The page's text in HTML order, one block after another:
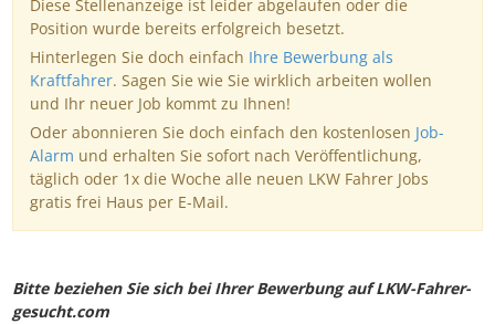
Diese Stellenanzeige ist leider abgelaufen oder die
Position wurde bereits erfolgreich besetzt.
Hinterlegen Sie doch einfach Ihre Bewerbung als
Kraftfahrer. Sagen Sie wie Sie wirklich arbeiten wollen
und Ihr neuer Job kommt zu Ihnen!
Oder abonnieren Sie doch einfach den kostenlosen Job-
Alarm und erhalten Sie sofort nach Veröffentlichung,
täglich oder 1x die Woche alle neuen LKW Fahrer Jobs
gratis frei Haus per E-Mail.
Bitte beziehen Sie sich bei Ihrer Bewerbung auf LKW-Fahrer-
gesucht.com